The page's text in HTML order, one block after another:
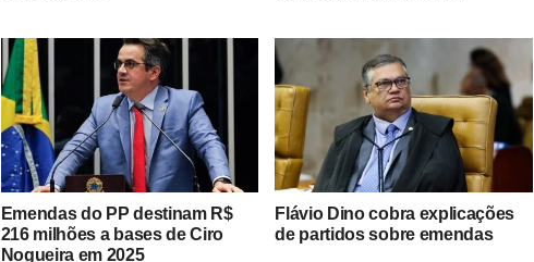
Emendas do PP destinam R$
216 milhões a bases de Ciro
Nogueira em 2025
Flávio Dino cobra explicações
de partidos sobre emendas